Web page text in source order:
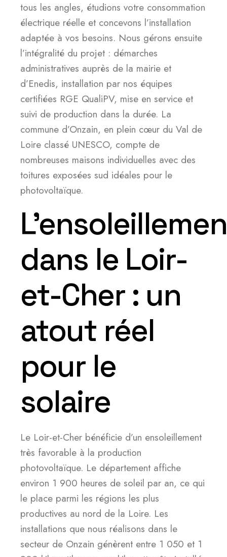
tous les angles, étudions votre consommation
électrique réelle et concevons l’installation
adaptée à vos besoins. Nous gérons ensuite
l’intégralité du projet : démarches
administratives auprès de la mairie et
d’Enedis, installation par nos équipes
certifiées RGE QualiPV, mise en service et
suivi de production dans la durée. La
commune d’Onzain, en plein cœur du Val de
Loire classé UNESCO, compte de
nombreuses maisons individuelles avec des
toitures exposées sud idéales pour le
photovoltaïque.
dans le Loir-
et-Cher : un
atout réel
pour le
solaire
Le Loir-et-Cher bénéficie d’un ensoleillement
très favorable à la production
photovoltaïque. Le département affiche
environ 1 900 heures de soleil par an, ce qui
le place parmi les régions les plus
productives au nord de la Loire. Les
installations que nous réalisons dans le
secteur de Onzain génèrent entre 1 050 et 1